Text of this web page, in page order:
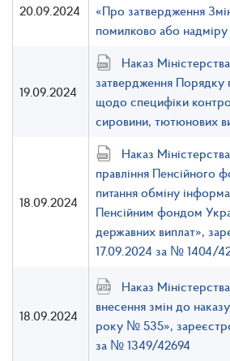
20.09.2024
«Про затвердження
помилково або
19.09.2024
Наказ
затвердження Порядку
щодо специфіки
сировини, тютюнових
18.09.2024
Наказ
правління Пенсійного
питання обміну
Пенсійним фондом
державних виплат»,
17.09.2024 за № 1404/
18.09.2024
Наказ
внесення змін до
року № 535»,
за № 1349/42694